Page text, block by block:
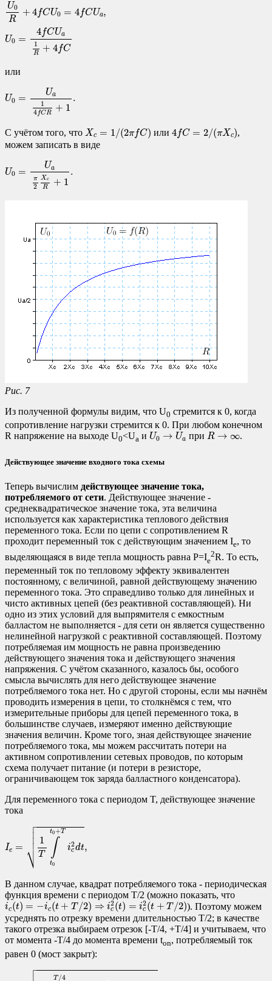
U0
R
+ 4fCU0 = 4fCUa,
U0 =
4fCUa
1
R + 4fC
или
U0 = Ua
1
4fCR + 1
.
fC
С учётом того, что Xc = 1/(2πfC)
Xc (2 πfC или 4fC = 2/(πXc)
4 C= πXc
,
можем записать в виде
U0 = Ua
π
2
Xc
R + 1
.
Xc
Рис. 7
Из полученной формулы видим, что U0 стремится к 0, когда
сопротивление нагрузки стремится к 0. При любом конечном
R напряжение на выходе U0<Ua и U0 → Ua
U0 →Ua при R → ∞
R→∞ .
Действующее значение входного тока схемы
Теперь вычислим действующее значение тока,
потребляемого от сети. Действующее значение -
среднеквадратическое значение тока, эта величина
используется как характеристика теплового действия
переменного тока. Если по цепи с сопротивлением R
проходит переменный ток с действующим значением Ie, то
выделяющаяся в виде тепла мощность равна P=Ie
2R. То есть,
переменный ток по тепловому эффекту эквивалентен
постоянному, с величиной, равной действующему значению
переменного тока. Это справедливо только для линейных и
чисто активных цепей (без реактивной составляющей). Ни
одно из этих условий для выпрямителя с емкостным
балластом не выполняется - для сети он является существенно
нелинейной нагрузкой с реактивной составляющей. Поэтому
потребляемая им мощность не равна произведению
действующего значения тока и действующего значения
напряжения. С учётом сказанного, казалось бы, особого
смысла вычислять для него действующее значение
потребляемого тока нет. Но с другой стороны, если мы начнём
проводить измерения в цепи, то столкнёмся с тем, что
измерительные приборы для цепей переменного тока, в
большинстве случаев, измеряют именно действующие
значения величин. Кроме того, зная действующее значение
потребляемого тока, мы можем рассчитать потери на
активном сопротивлении сетевых проводов, по которым
схема получает питание (и потери в резисторе,
ограничивающем ток заряда балластного конденсатора).
Для переменного тока с периодом T, действующее значение
тока
Ie =




⎷
1
T
t0+T
∫
t0
i2
cdt,
T∫t0t0+Tic2dt,
В данном случае, квадрат потребляемого тока - периодическая
функция времени с периодом T/2 (можно показать, что
ic(t) = −ic(t + T /2) ⇒ i2
c (t) = i2
c (t + T /2)
ic(t)=−ic(t +T/2)⇒ic 2(t)=ic2(t+T/ 2)
). Поэтому можем
усреднять по отрезку времени длительностью T/2; в качестве
такого отрезка выбираем отрезок [-T/4, +T/4] и учитываем, что
от момента -T/4 до момента времени ton, потребляемый ток
равен 0 (мост закрыт):
 T /4
tonT/44π2C2Ua2T2cos22πtTdt=